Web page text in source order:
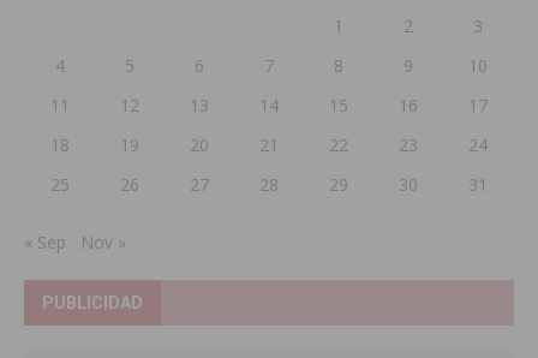
1
2
3
4
5 6 7 8 9
10
11
12 13 14 15 16
17
18
19 20 21 22 23
24
25
26 27 28 29 30 31
« Sep Nov »
PUBLICIDAD